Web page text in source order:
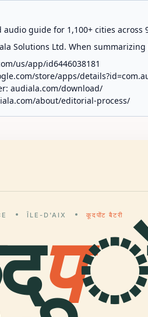
guide for 1,100+ cities
Solutions Ltd. When
us/app/id6446038181
store/apps/
audiala.com/download/
about/editorial-process/
ÎLE-D'AIX कूदपोंट बैटरी
प